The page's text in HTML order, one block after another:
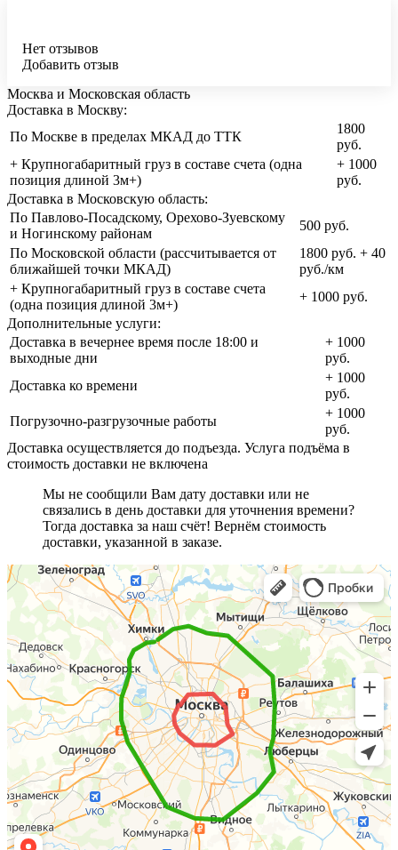
Нет отзывов
Добавить отзыв
Москва и Московская область
Доставка в Москву:
По Москве в пределах МКАД до ТТК
1800
руб.
+ Крупногабаритный груз в составе счета (одна
позиция длиной 3м+)
+ 1000
руб.
Доставка в Московскую область:
По Павлово-Посадскому, Орехово-Зуевскому
и Ногинскому районам
500 руб.
По Московской области (рассчитывается от
ближайшей точки МКАД)
1800 руб. + 40
руб./км
+ Крупногабаритный груз в составе счета
(одна позиция длиной 3м+)
+ 1000 руб.
Дополнительные услуги:
Доставка в вечернее время после 18:00 и
выходные дни
+ 1000
руб.
Доставка ко времени
+ 1000
руб.
Погрузочно-разгрузочные работы
+ 1000
руб.
Доставка осуществляется до подъезда. Услуга подъёма в
стоимость доставки не включена
Мы не сообщили Вам дату доставки или не
связались в день доставки для уточнения времени?
Тогда доставка за наш счёт! Вернём стоимость
доставки, указанной в заказе.